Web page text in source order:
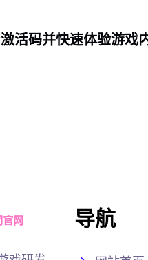
活码并快速体验游戏
导航